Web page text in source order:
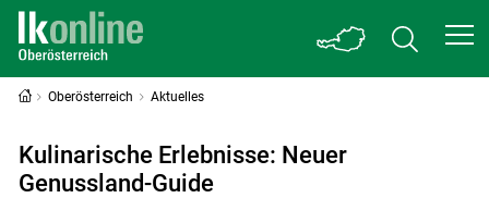
Oberösterreich Aktuelles
Kulinarische Erlebnisse: Neuer
Genussland-Guide